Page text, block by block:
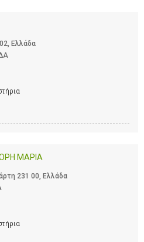
Ελλάδα
ΜΑΡΙΑ
231 00, Ελλάδα